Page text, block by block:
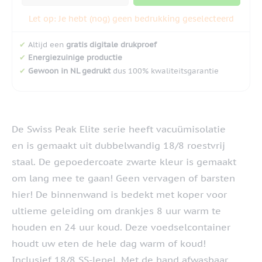
Let op: Je hebt (nog) geen bedrukking geselecteerd
✔ Altijd een gratis digitale drukproef
✔ Energiezuinige productie
✔ Gewoon in NL gedruktdus 100% kwaliteitsgarantie
De Swiss Peak Elite serie heeft vacuümisolatie
en is gemaakt uit dubbelwandig 18/8 roestvrij
staal. De gepoedercoate zwarte kleur is gemaakt
om lang mee te gaan! Geen vervagen of barsten
hier! De binnenwand is bedekt met koper voor
ultieme geleiding om drankjes 8 uur warm te
houden en 24 uur koud. Deze voedselcontainer
houdt uw eten de hele dag warm of koud!